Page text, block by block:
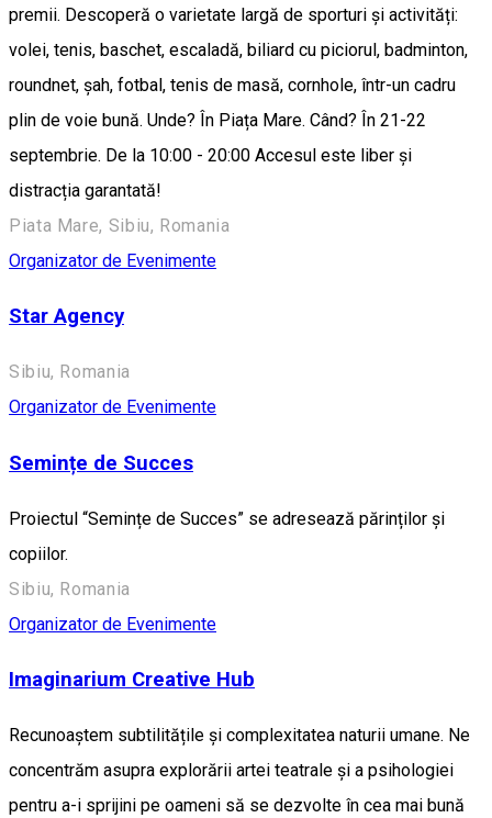
premii. Descoperă o varietate largă de sporturi și activități:
volei, tenis, baschet, escaladă, biliard cu piciorul, badminton,
roundnet, șah, fotbal, tenis de masă, cornhole, într-un cadru
plin de voie bună. Unde? În Piața Mare. Când? În 21-22
septembrie. De la 10:00 - 20:00 Accesul este liber și
distracția garantată!
Piata Mare, Sibiu, Romania
Organizator de Evenimente
Star Agency
Sibiu, Romania
Organizator de Evenimente
Semințe de Succes
Proiectul “Semințe de Succes” se adresează părinților și
copiilor.
Sibiu, Romania
Organizator de Evenimente
Imaginarium Creative Hub
Recunoaștem subtilitățile și complexitatea naturii umane. Ne
concentrăm asupra explorării artei teatrale și a psihologiei
pentru a-i sprijini pe oameni să se dezvolte în cea mai bună